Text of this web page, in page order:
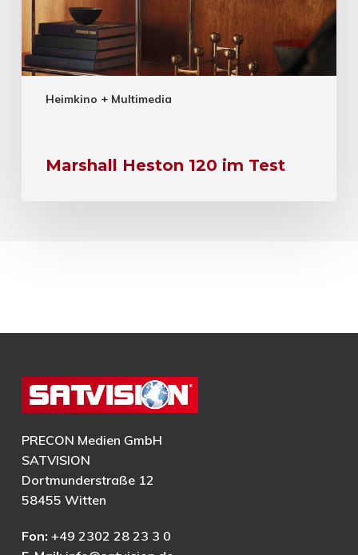
Heimkino + Multimedia
Marshall Heston 120 im Test
PRECON Medien GmbH
SATVISION
Dortmunderstraße 12
58455 Witten
Fon: +49 2302 28 23 3 0